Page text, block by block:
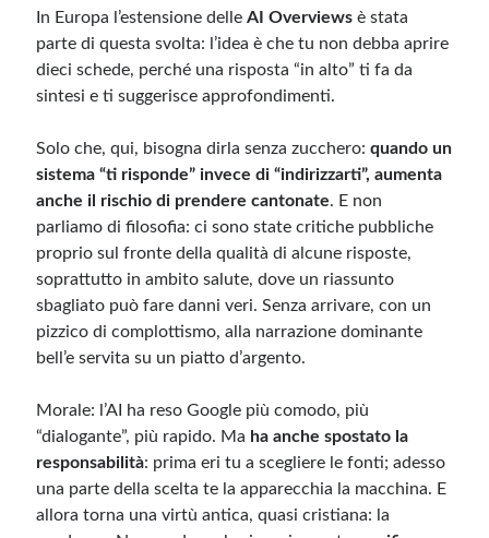
In Europa l’estensione delleAI Overviews è stata
parte di questa svolta: l’idea è che tu non debba aprire
dieci schede, perché una risposta “in alto” ti fa da
sintesi e ti suggerisce approfondimenti.
Solo che, qui, bisogna dirla senza zucchero:quando un
sistema “ti risponde” invece di “indirizzarti”, aumenta
anche il rischio di prendere cantonate. E non
parliamo di filosofia: ci sono state critiche pubbliche
proprio sul fronte della qualità di alcune risposte,
soprattutto in ambito salute, dove un riassunto
sbagliato può fare danni veri. Senza arrivare, con un
pizzico di complottismo, alla narrazione dominante
bell’e servita su un piatto d’argento.
Morale: l’AI ha reso Google più comodo, più
“dialogante”, più rapido. Ma ha anche spostato la
responsabilità: prima eri tu a scegliere le fonti; adesso
una parte della scelta te la apparecchia la macchina. E
allora torna una virtù antica, quasi cristiana: la